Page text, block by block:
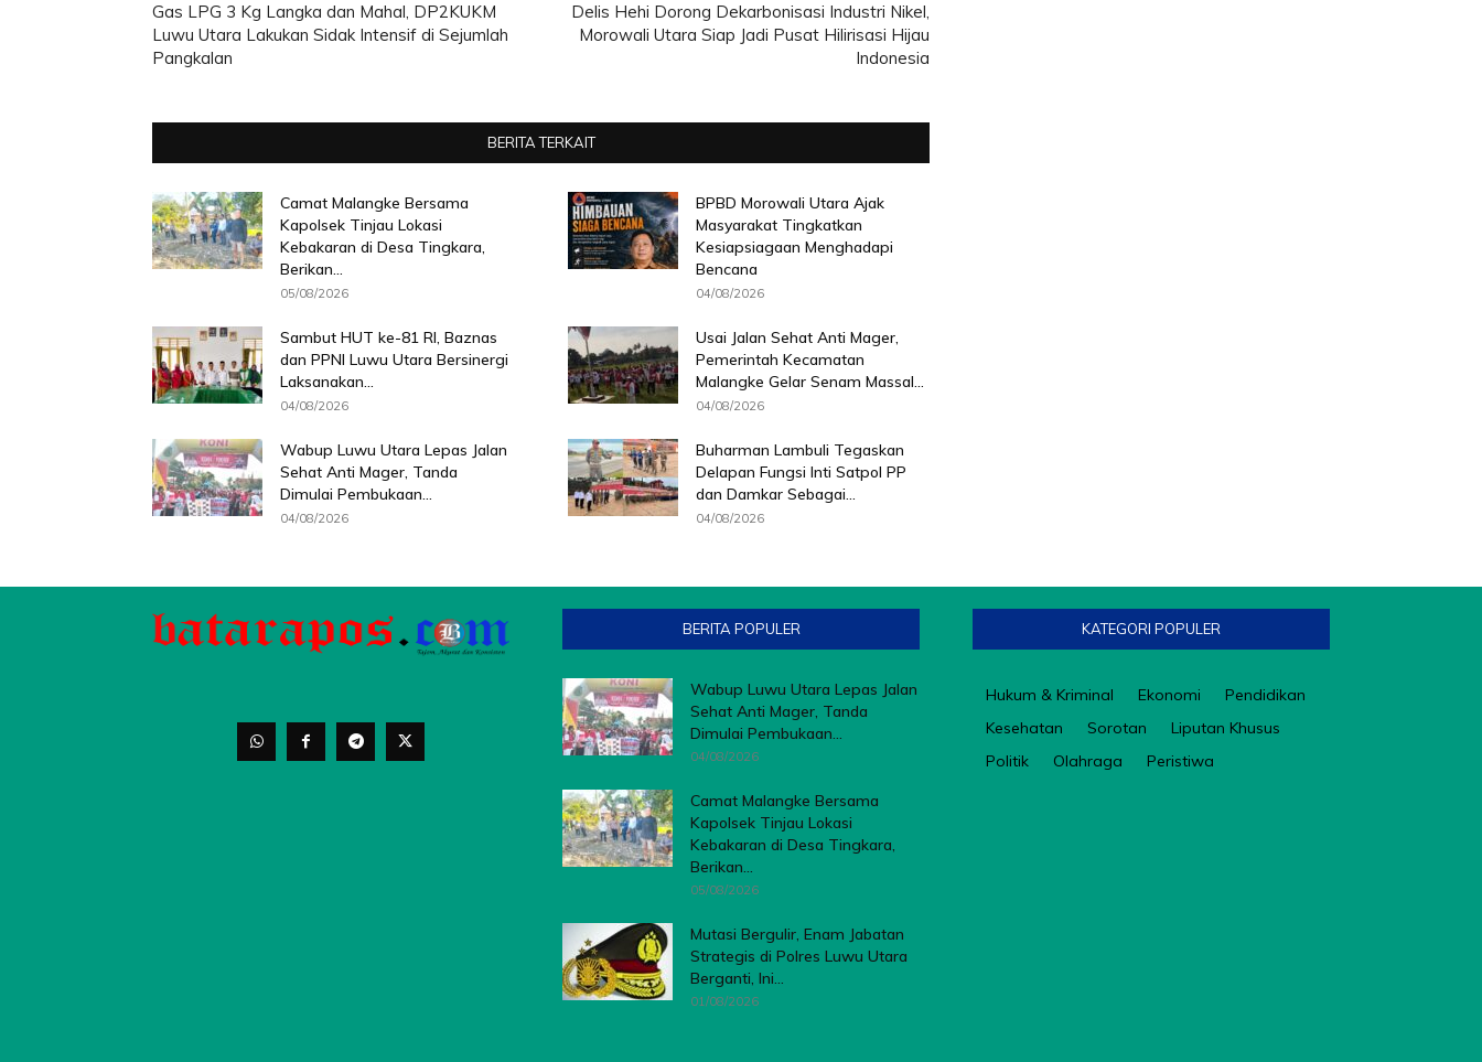
Gas LPG 3 Kg Langka dan Mahal, DP2KUKM
Luwu Utara Lakukan Sidak Intensif di Sejumlah
Pangkalan
Delis Hehi Dorong Dekarbonisasi Industri Nikel,
Morowali Utara Siap Jadi Pusat Hilirisasi Hijau
Indonesia
BERITA TERKAIT
Camat Malangke Bersama
Kapolsek Tinjau Lokasi
Kebakaran di Desa Tingkara,
Berikan...
05/08/2026
BPBD Morowali Utara Ajak
Masyarakat Tingkatkan
Kesiapsiagaan Menghadapi
Bencana
04/08/2026
Sambut HUT ke-81 RI, Baznas
dan PPNI Luwu Utara Bersinergi
Laksanakan...
04/08/2026
Usai Jalan Sehat Anti Mager,
Pemerintah Kecamatan
Malangke Gelar Senam Massal...
04/08/2026
Wabup Luwu Utara Lepas Jalan
Sehat Anti Mager, Tanda
Dimulai Pembukaan...
04/08/2026
Buharman Lambuli Tegaskan
Delapan Fungsi Inti Satpol PP
dan Damkar Sebagai...
04/08/2026
BERITA POPULER
Wabup Luwu Utara Lepas Jalan
Sehat Anti Mager, Tanda
Dimulai Pembukaan...
04/08/2026
Camat Malangke Bersama
Kapolsek Tinjau Lokasi
Kebakaran di Desa Tingkara,
Berikan...
05/08/2026
Mutasi Bergulir, Enam Jabatan
Strategis di Polres Luwu Utara
Berganti, Ini...
01/08/2026
KATEGORI POPULER
Hukum & Kriminal Ekonomi
Pendidikan
Kesehatan
Sorotan
Liputan Khusus
Politik
Olahraga Peristiwa